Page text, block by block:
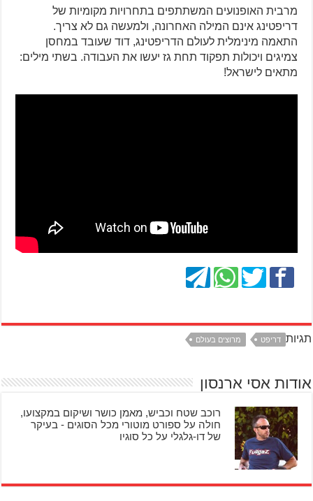
מרבית האופנועים המשתתפים בתחרויות מקומיות של
דריפטינג אינם המילה האחרונה, ולמעשה גם לא צריך.
התאמה מינימלית לעולם הדריפטינג, דוד שעובד במחסן
צמיגים ויכולות תפקוד תחת גז יעשו את העבודה. בשתי מילים:
מתאים לישראל!
תגיות דריפט מרוצים בעולם
אודות אסי ארנסון
רוכב שטח וכביש, מאמן כושר ושיקום במקצועו,
חולה על ספורט מוטורי מכל הסוגים - בעיקר
של דו-גלגלי על כל סוגיו